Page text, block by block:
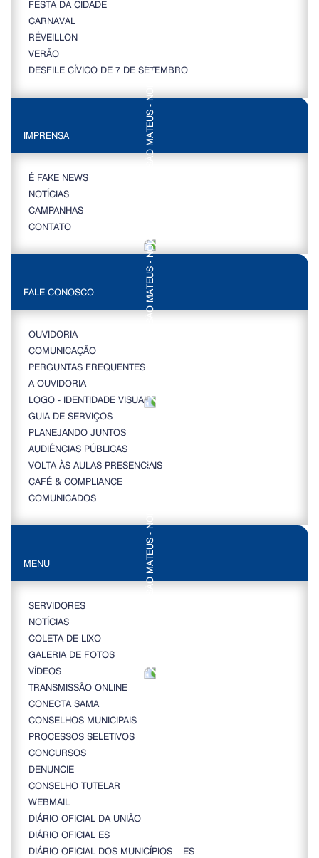
FESTA DA CIDADE
CARNAVAL
RÉVEILLON
VERÃO
DESFILE CÍVICO DE 7 DE SETEMBRO
IMPRENSA
É FAKE NEWS
NOTÍCIAS
CAMPANHAS
CONTATO
FALE CONOSCO
OUVIDORIA
COMUNICAÇÃO
PERGUNTAS FREQUENTES
A OUVIDORIA
LOGO - IDENTIDADE VISUAL
GUIA DE SERVIÇOS
PLANEJANDO JUNTOS
AUDIÊNCIAS PÚBLICAS
VOLTA ÀS AULAS PRESENCIAIS
CAFÉ & COMPLIANCE
COMUNICADOS
MENU
SERVIDORES
NOTÍCIAS
COLETA DE LIXO
GALERIA DE FOTOS
VÍDEOS
TRANSMISSÃO ONLINE
CONECTA SAMA
CONSELHOS MUNICIPAIS
PROCESSOS SELETIVOS
CONCURSOS
DENUNCIE
CONSELHO TUTELAR
WEBMAIL
DIÁRIO OFICIAL DA UNIÃO
DIÁRIO OFICIAL ES
DIÁRIO OFICIAL DOS MUNICÍPIOS – ES